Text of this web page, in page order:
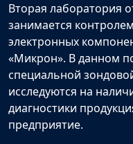
Вторая лаборатория
занимается
электронных
«Микрон». В данном
специальной
исследуются на
диагностики
предприятие.